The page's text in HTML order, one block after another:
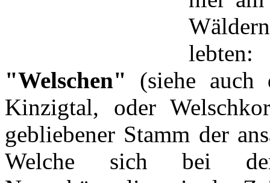
"Welschen" (siehe auch
Kinzigtal, oder
gebliebener Stamm der
Welche sich bei